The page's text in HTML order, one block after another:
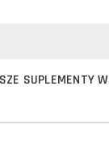
SUPLEMENTY